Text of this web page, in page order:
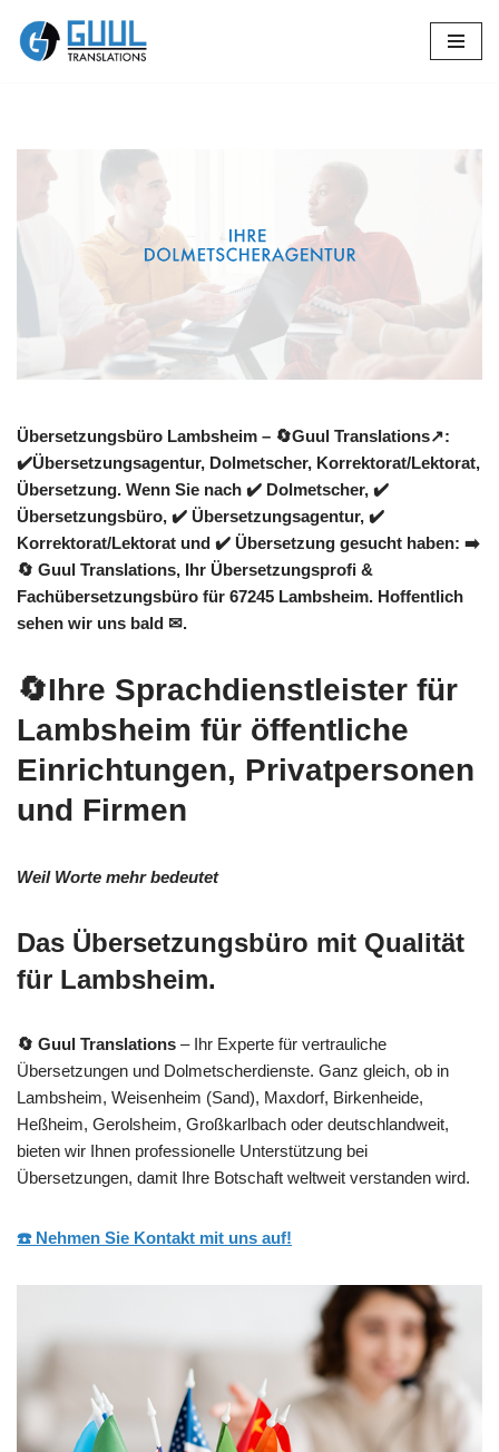
Zum
Übersetzungsbüro Lambsheim – 🔄Guul Translations↗️:
✔️Übersetzungsagentur, Dolmetscher, Korrektorat/Lektorat,
Übersetzung. Wenn Sie nach ✔️ Dolmetscher, ✔️
Übersetzungsbüro, ✔️ Übersetzungsagentur, ✔️
Korrektorat/Lektorat und ✔️ Übersetzung gesucht haben: ➡️
🔄 Guul Translations, Ihr Übersetzungsprofi &
Fachübersetzungsbüro für 67245 Lambsheim. Hoffentlich
sehen wir uns bald ✉.
🔄Ihre Sprachdienstleister für
Lambsheim für öffentliche
Einrichtungen, Privatpersonen
und Firmen
Weil Worte mehr bedeutet
Das Übersetzungsbüro mit Qualität
für Lambsheim.
🔄 Guul Translations – Ihr Experte für vertrauliche
Übersetzungen und Dolmetscherdienste. Ganz gleich, ob in
Lambsheim, Weisenheim (Sand), Maxdorf, Birkenheide,
Heßheim, Gerolsheim, Großkarlbach oder deutschlandweit,
bieten wir Ihnen professionelle Unterstützung bei
Übersetzungen, damit Ihre Botschaft weltweit verstanden wird.
☎️ Nehmen Sie Kontakt mit uns auf!